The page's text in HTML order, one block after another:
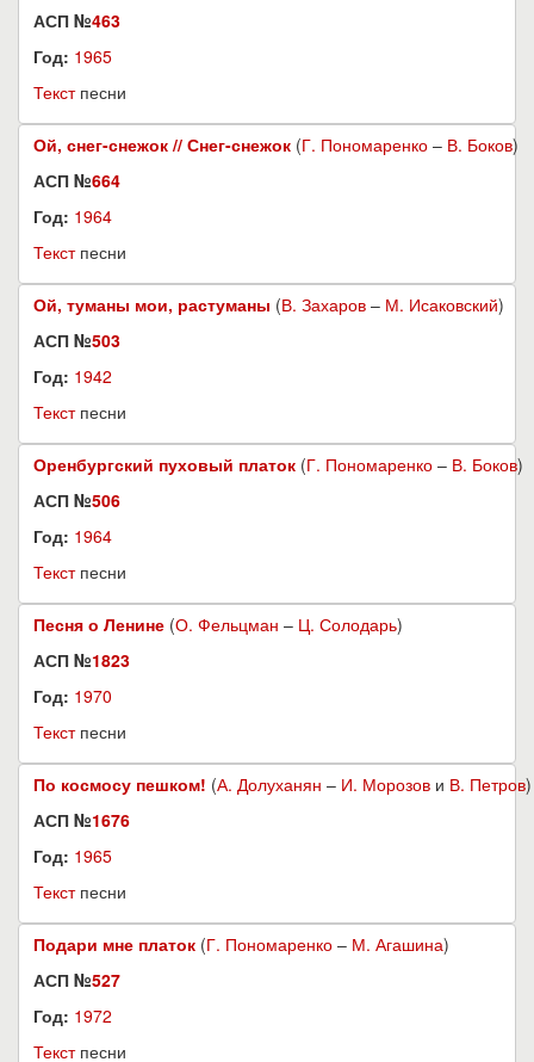
АСП №463
Год: 1965
Текстпесни
Ой, снег-снежок // Снег-снежок (Г. Пономаренко – В. Боков)
АСП №664
Год: 1964
Текстпесни
Ой, туманы мои, растуманы (В. Захаров – М. Исаковский)
АСП №503
Год: 1942
Текстпесни
Оренбургский пуховый платок (Г. Пономаренко – В. Боков)
АСП №506
Год: 1964
Текстпесни
Песня о Ленине (О. Фельцман – Ц. Солодарь)
АСП №1823
Год: 1970
Текстпесни
По космосу пешком! (А. Долуханян – И. Морозов и В. Петров)
АСП №1676
Год: 1965
Текстпесни
Подари мне платок (Г. Пономаренко – М. Агашина)
АСП №527
Год: 1972
Текстпесни